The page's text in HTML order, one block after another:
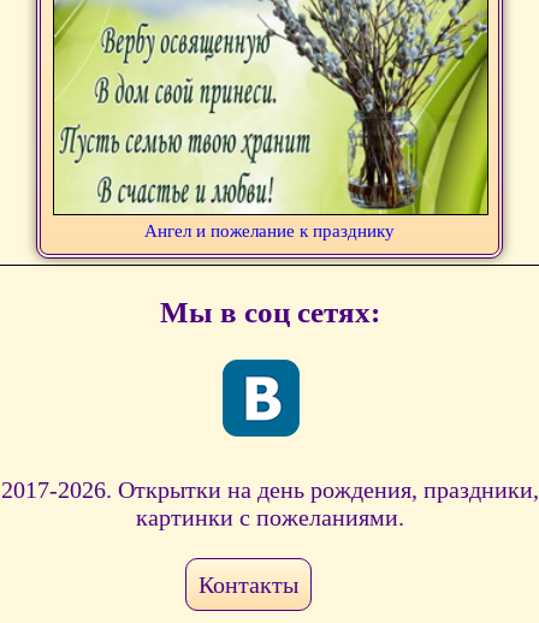
Ангел и пожелание к празднику
Мы в соц сетях:
2017-2026. Открытки на день рождения, праздники,
картинки с пожеланиями.
Контакты